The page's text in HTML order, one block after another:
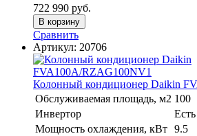
722 990 руб.
В корзину
Сравнить
Артикул: 20706
Колонный кондиционер Daikin
Обслуживаемая площадь, м2 100
Инвертор
Есть
Мощность охлаждения, кВт 9.5